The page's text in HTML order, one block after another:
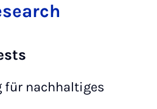
für nachhaltiges